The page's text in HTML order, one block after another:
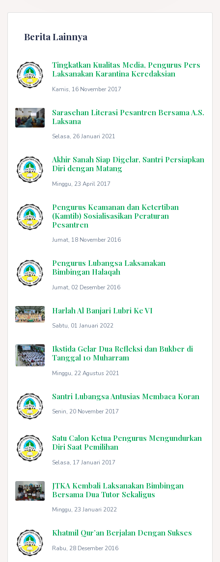
Berita Lainnya
Tingkatkan Kualitas Media, Pengurus Pers
Laksanakan Karantina Keredaksian
Kamis, 16 November 2017
Sarasehan Literasi Pesantren Bersama A.S.
Laksana
Selasa, 26 Januari 2021
Akhir Sanah Siap Digelar, Santri Persiapkan
Diri dengan Matang
Minggu, 23 April 2017
Pengurus Keamanan dan Ketertiban
(Kamtib) Sosialisasikan Peraturan
Pesantren
Jumat, 18 November 2016
Pengurus Lubangsa Laksanakan
Bimbingan Halaqah
Jumat, 02 Desember 2016
Harlah Al Banjari Lubri Ke VI
Sabtu, 01 Januari 2022
Ikstida Gelar Dua Refleksi dan Bukber di
Tanggal 10 Muharram
Minggu, 22 Agustus 2021
Santri Lubangsa Antusias Membaca Koran
Senin, 20 November 2017
Satu Calon Ketua Pengurus Mengundurkan
Diri Saat Pemilihan
Selasa, 17 Januari 2017
JTKA Kembali Laksanakan Bimbingan
Bersama Dua Tutor Sekaligus
Minggu, 23 Januari 2022
Khatmil Qur’an Berjalan Dengan Sukses
Rabu, 28 Desember 2016